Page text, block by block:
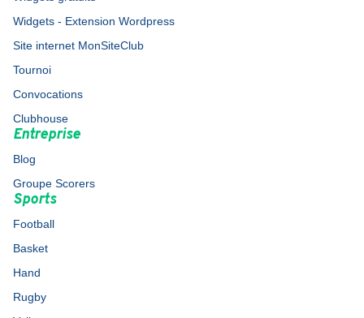
Widgets - Extension Wordpress
Site internet MonSiteClub
Tournoi
Convocations
Clubhouse
Entreprise
Blog
Groupe Scorers
Sports
Football
Basket
Hand
Rugby